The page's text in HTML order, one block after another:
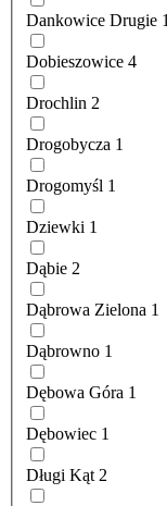
Dankowice Drugie 1
Dobieszowice 4
Drochlin 2
Drogobycza 1
Drogomyśl 1
Dziewki 1
Dąbie 2
Dąbrowa Zielona 1
Dąbrowno 1
Dębowa Góra 1
Dębowiec 1
Długi Kąt 2